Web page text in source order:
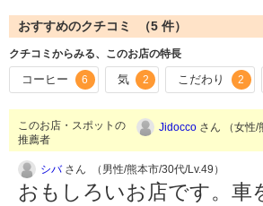
おすすめのクチコミ （5 件）
クチコミからみる、このお店の特長
コーヒー 6 気 2 こだわり 2
このお店・スポットの
推薦者
Jidocco さん （女性/
シバさん （男性/熊本市/30代/Lv.49）
おもしろいお店です。